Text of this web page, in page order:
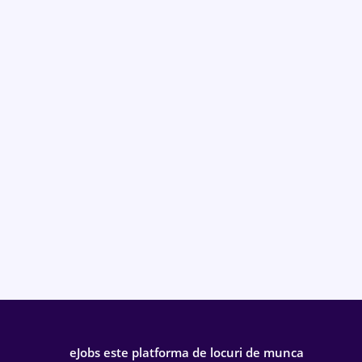
eJobs este platforma de locuri de munca